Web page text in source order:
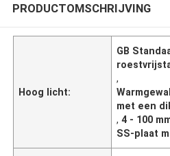
PRODUCTOMSCHRIJVING
Hoog licht:
GB
,
met een
,4 - 100
SS-plaat